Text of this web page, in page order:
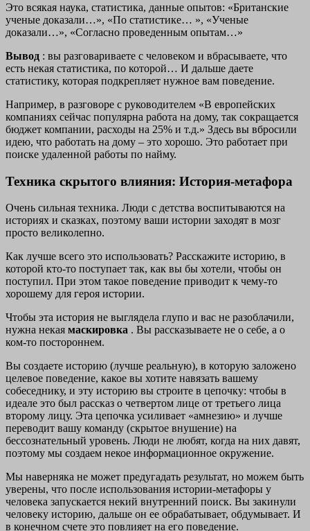
Это всякая наука, статистика, данные опытов: «Британские
ученые доказали…», «По статистике… », «Ученые
доказали…», «Согласно проведенным опытам…»
Вывод : вы разговариваете с человеком и вбрасываете, что
есть некая статистика, по которой… И дальше даете
статистику, которая подкрепляет нужное вам поведение.
Например, в разговоре с руководителем «В европейских
компаниях сейчас популярна работа на дому, так сокращается
бюджет компании, расходы на 25% и т.д.» Здесь вы вбросили
идею, что работать на дому – это хорошо. Это работает при
поиске удаленной работы по найму.
Техника скрытого влияния: История-метафора
Очень сильная техника. Люди с детства воспитываются на
историях и сказках, поэтому ваши истории заходят в мозг
просто великолепно.
Как лучше всего это использовать? Расскажите историю, в
которой кто-то поступает так, как вы бы хотели, чтобы он
поступил. При этом такое поведение приводит к чему-то
хорошему для героя истории.
Чтобы эта история не выглядела глупо и вас не разоблачили,
нужна некая маскировка . Вы рассказываете не о себе, а о
ком-то постороннем.
Вы создаете историю (лучше реальную), в которую заложено
целевое поведение, какое вы хотите навязать вашему
собеседнику, и эту историю вы строите в цепочку: чтобы в
идеале это был рассказ о четвертом лице от третьего лица
второму лицу. Эта цепочка усиливает «амнезию» и лучше
переводит вашу команду (скрытое внушение) на
бессознательный уровень. Люди не любят, когда на них давят,
поэтому мы создаем некое информационное окружение.
Мы наверняка не может предугадать результат, но можем быть
уверены, что после использования истории-метафоры у
человека запускается некий внутренний поиск. Вы закинули
человеку историю, дальше он ее обрабатывает, обдумывает. И
в конечном счете это повлияет на его поведение.